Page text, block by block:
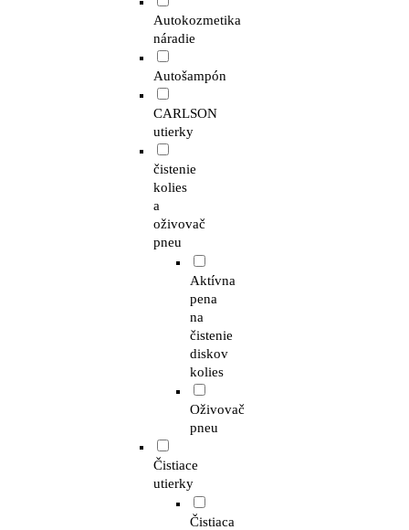
Autokozmetika
náradie
Autošampón
CARLSON
utierky
čistenie
kolies
a
oživovač
pneu
Aktívna
pena
na
čistenie
diskov
kolies
Oživovač
pneu
Čistiace
utierky
Čistiaca